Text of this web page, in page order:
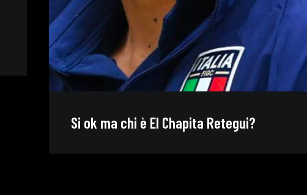
Si ok ma chi è El Chapita Retegui?